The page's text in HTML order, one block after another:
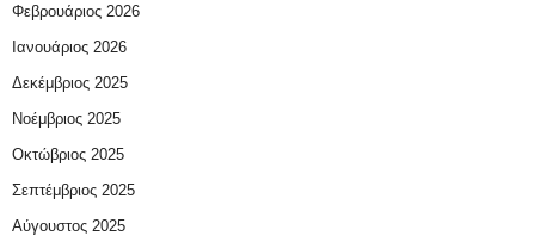
Φεβρουάριος 2026
Ιανουάριος 2026
Δεκέμβριος 2025
Νοέμβριος 2025
Οκτώβριος 2025
Σεπτέμβριος 2025
Αύγουστος 2025